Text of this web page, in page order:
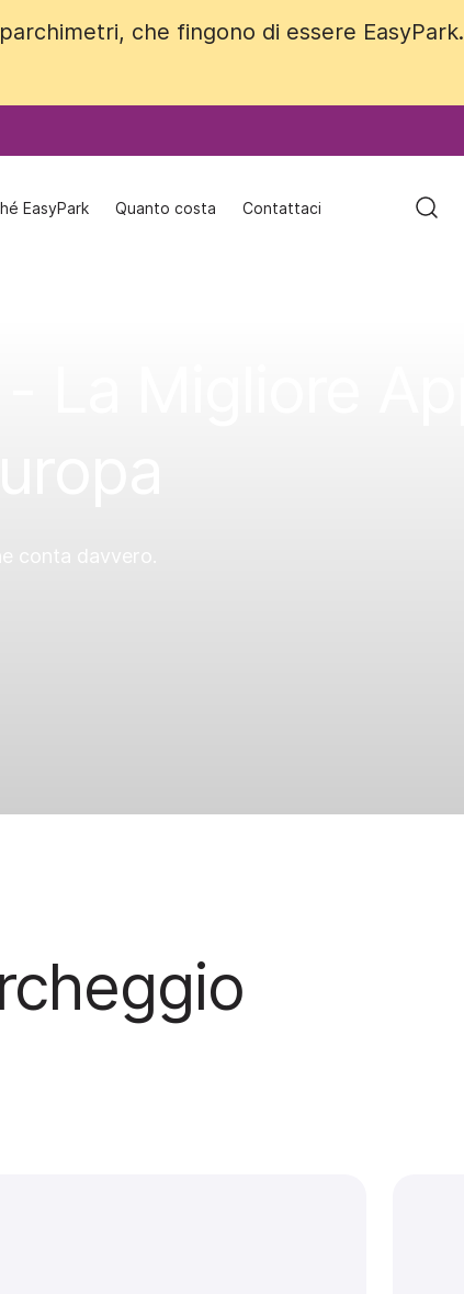
che fingono di essere EasyPark.
EasyPark Quanto costa Contattaci
che fingono di essere EasyPark.
EasyPark Quanto costa Contattaci
conta davvero.